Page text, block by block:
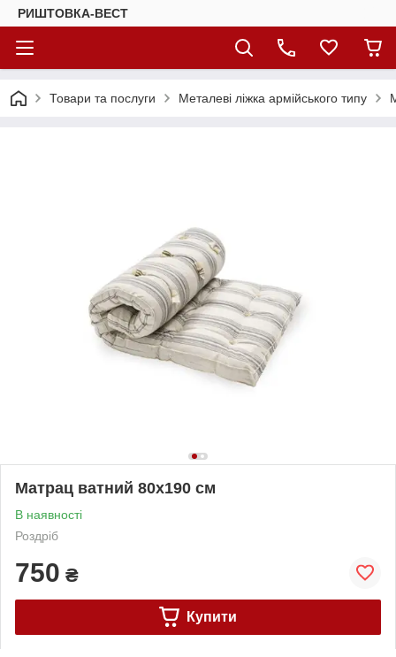
РИШТОВКА-ВЕСТ
Товари та послуги Металеві ліжка армійського типу
Матрац ватний 80х190 см
В наявності
Роздріб
750 ₴
Купити